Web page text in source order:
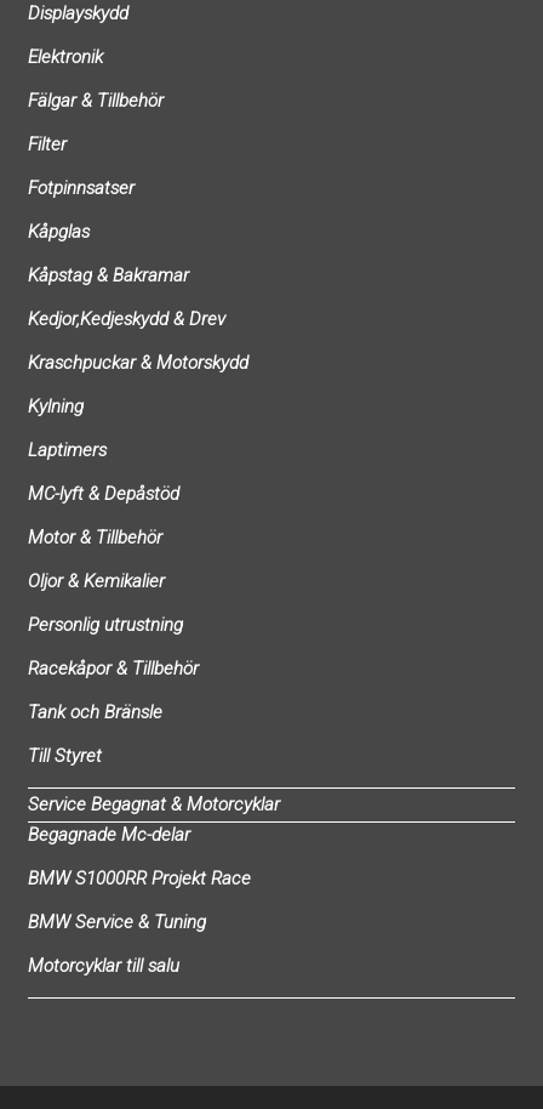
Displayskydd
Elektronik
Fälgar & Tillbehör
Filter
Fotpinnsatser
Kåpglas
Kåpstag & Bakramar
Kedjor,Kedjeskydd & Drev
Kraschpuckar & Motorskydd
Kylning
Laptimers
MC-lyft & Depåstöd
Motor & Tillbehör
Oljor & Kemikalier
Personlig utrustning
Racekåpor & Tillbehör
Tank och Bränsle
Till Styret
Service Begagnat & Motorcyklar
Begagnade Mc-delar
BMW S1000RR Projekt Race
BMW Service & Tuning
Motorcyklar till salu